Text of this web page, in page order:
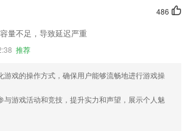
486
量不足，导致延迟严重
推荐
游戏的操作方式，确保用户能够流畅地进行游戏操
与游戏活动和竞技，提升实力和声望，展示个人魅